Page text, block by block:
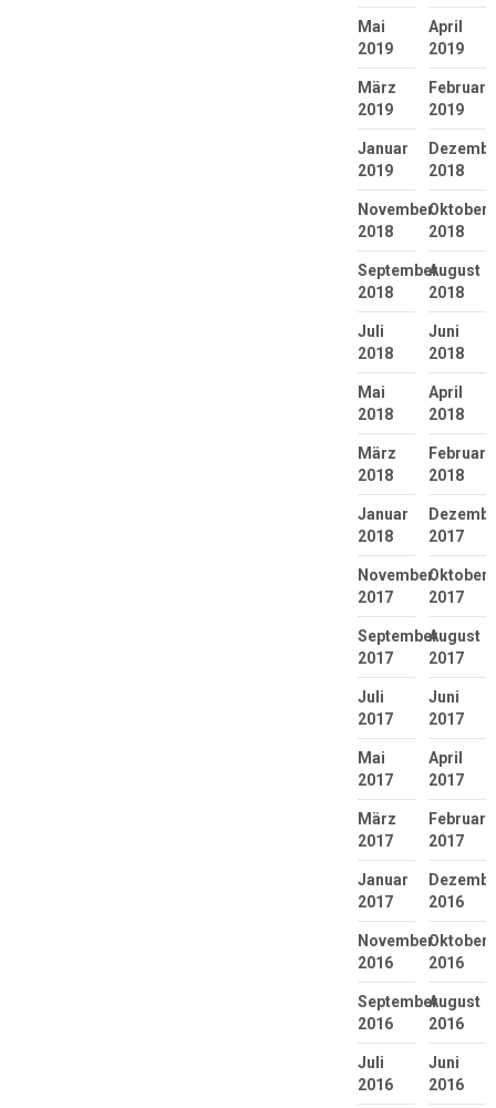
Mai
2019
April
2019
März
2019
Februar
2019
Januar
2019
2018
November
2018
Oktober
2018
September
2018
August
2018
Juli
2018
Juni
2018
Mai
2018
April
2018
März
2018
Februar
2018
Januar
2018
2017
November
2017
Oktober
2017
September
2017
August
2017
Juli
2017
Juni
2017
Mai
2017
April
2017
März
2017
Februar
2017
Januar
2017
2016
November
2016
Oktober
2016
September
2016
August
2016
Juli
2016
Juni
2016